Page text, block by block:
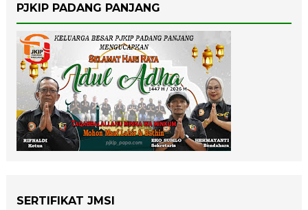
PJKIP PADANG PANJANG
SERTIFIKAT JMSI